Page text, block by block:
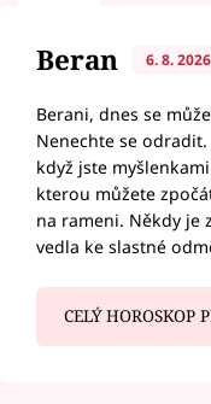
Beran 6. 8. 2026
Berani, dnes se
Nenechte se
když jste
kterou můžete
na rameni. Někdy je
vedla ke slastné
CELÝ HOROSKOP